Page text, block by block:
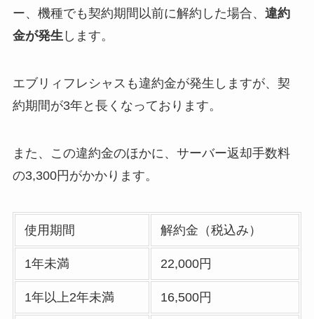
ー、機種でも契約期間以前に解約した場合、 違約
金が発生します。
エブリィフレシャスも違約金が発生しますが、契
約期間が3年と長くなっております。
また、この違約金のほかに、サーバー返却手数料
の3,300円がかかります。
使用期間 解約金（税込み）
1年未満 22,000円
1年以上2年未満 16,500円